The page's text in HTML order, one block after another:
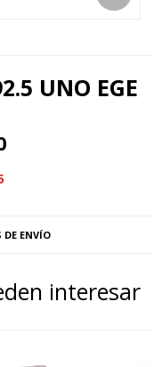
UNO EGE
DE ENVÍO
interesar